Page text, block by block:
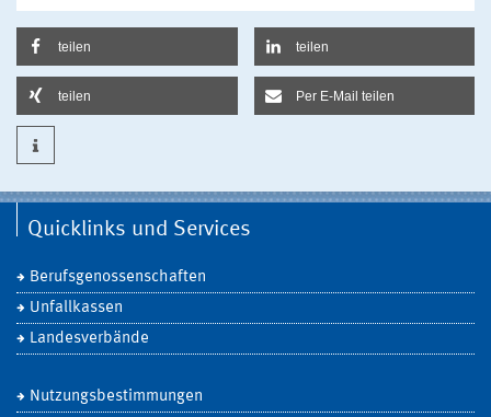
teilen teilen
teilen Per E-Mail teilen
Quicklinks und Services
Berufsgenossenschaften
Unfallkassen
Landesverbände
Nutzungsbestimmungen